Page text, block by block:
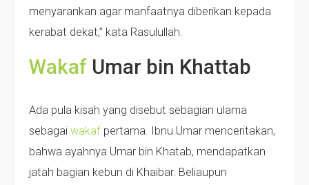
menyarankan agar manfaatnya diberikan kepada
kerabat dekat,” kata Rasulullah.
Wakaf Umar bin Khattab
Ada pula kisah yang disebut sebagian ulama
sebagaiwakaf pertama. Ibnu Umar menceritakan,
bahwa ayahnya Umar bin Khatab, mendapatkan
jatah bagian kebun di Khaibar. Beliaupun